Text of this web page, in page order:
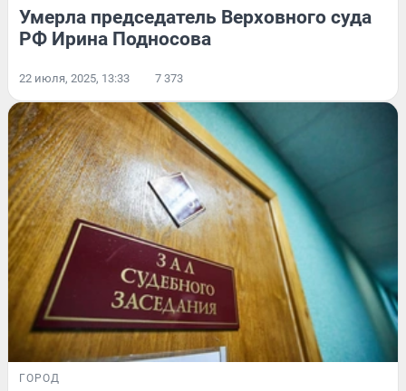
Умерла председатель Верховного суда
РФ Ирина Подносова
22 июля, 2025, 13:33 7 373
ГОРОД